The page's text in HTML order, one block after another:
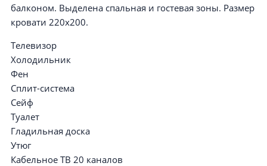
балконом. Выделена спальная и гостевая зоны. Размер
кровати 220х200.
Телевизор
Холодильник
Фен
Сплит-система
Сейф
Туалет
Гладильная доска
Утюг
Кабельное ТВ 20 каналов